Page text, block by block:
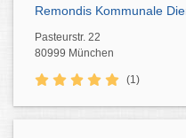
Remondis Kommunale
Pasteurstr. 22
80999 München
(1)